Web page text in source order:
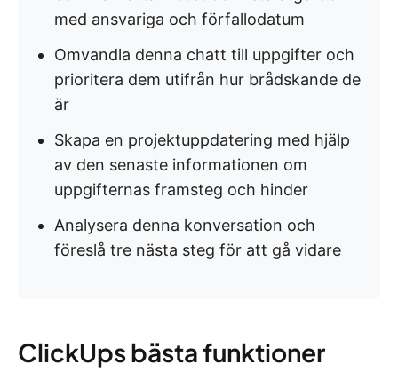
med ansvariga och förfallodatum
Omvandla denna chatt till uppgifter och
prioritera dem utifrån hur brådskande de
är
Skapa en projektuppdatering med hjälp
av den senaste informationen om
uppgifternas framsteg och hinder
Analysera denna konversation och
föreslå tre nästa steg för att gå vidare
ClickUps bästa funktioner